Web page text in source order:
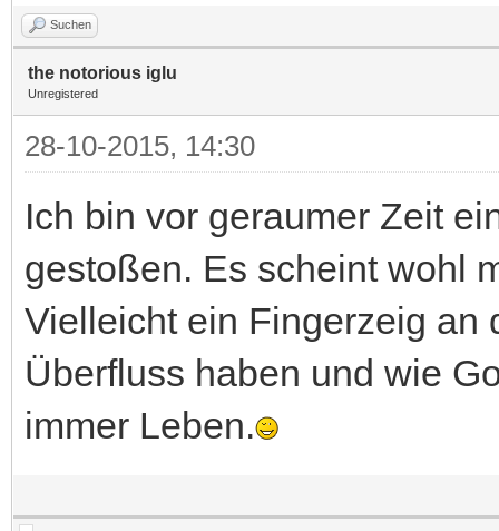
Suchen
the notorious iglu
Unregistered
28-10-2015, 14:30
Ich bin vor geraumer Zeit
gestoßen. Es scheint wohl
Vielleicht ein Fingerzeig an
Überfluss haben und wie
immer Leben.